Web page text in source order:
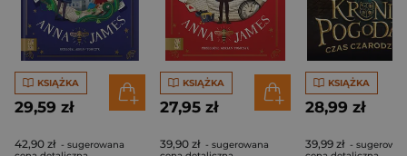
KSIĄŻKA
29,59 zł
42,90 zł - sugerowana
KSIĄŻKA
27,95 zł
39,90 zł - sugerowana
KSIĄŻKA
28,99 zł
39,99 zł -